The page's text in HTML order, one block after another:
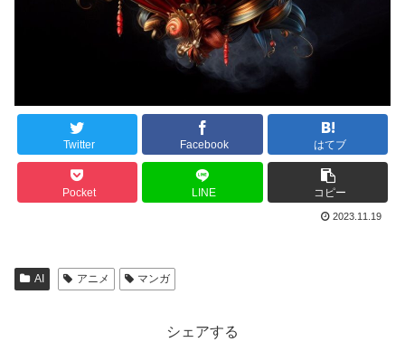
Twitter Facebook はてブ
Pocket LINE コピー
2023.11.19
AI アニメ マンガ
シェアする